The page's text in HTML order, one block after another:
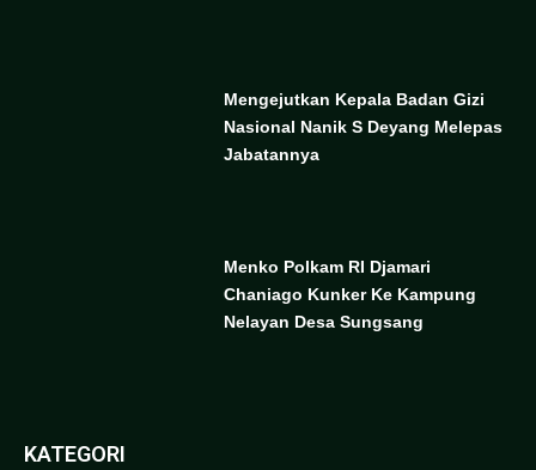
Mengejutkan Kepala Badan Gizi
Nasional Nanik S Deyang Melepas
Jabatannya
Menko Polkam RI Djamari
Chaniago Kunker Ke Kampung
Nelayan Desa Sungsang
KATEGORI